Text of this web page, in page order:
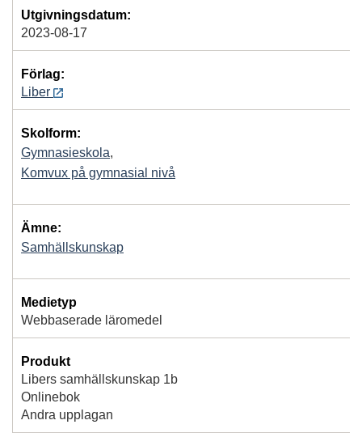
Utgivningsdatum:
2023-08-17
Förlag:
Liber
Skolform:
Gymnasieskola,
Komvux på gymnasial nivå
Ämne:
Samhällskunskap
Medietyp
Webbaserade läromedel
Produkt
Libers samhällskunskap 1b
Onlinebok
Andra upplagan